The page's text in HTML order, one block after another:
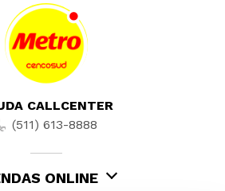
CALLCENTER
(511) 613-8888
ONLINE